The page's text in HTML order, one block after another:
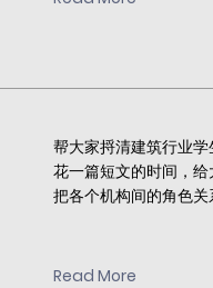
帮大家捋清建筑行业
花一篇短文的时间，给
把各个机构间的角色关
Read More